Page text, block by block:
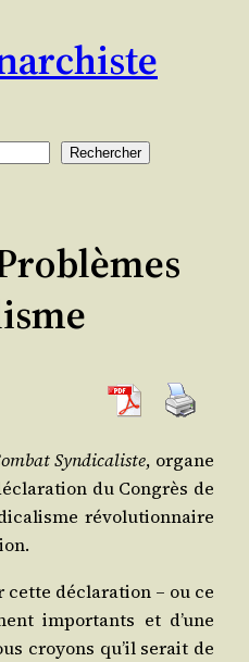
Rechercher
Syn­di­ca­liste, organe
du Congrès de
révo­lu­tion­naire
cette décla­ra­tion – ou ce
impor­tants et d’une
croyons qu’il serait de